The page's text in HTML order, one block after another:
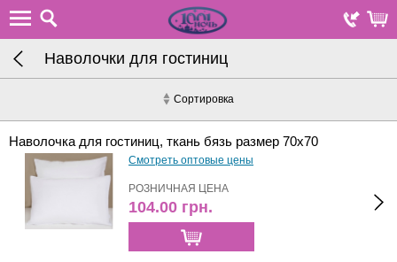
Наволочки для гостиниц
Сортировка
Наволочка для гостиниц, ткань бязь размер 70х70
Смотреть оптовые цены
РОЗНИЧНАЯ ЦЕНА
104.00 грн.